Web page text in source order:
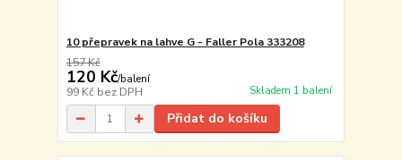
10 přepravek na lahve G - Faller Pola 333208
157 Kč
120 Kč/balení
99 Kč bez DPH Skladem 1 balení
Přidat do košíku